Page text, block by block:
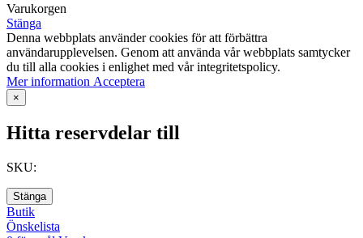
Varukorgen
Stänga
Denna webbplats använder cookies för att förbättra
användarupplevelsen. Genom att använda vår webbplats samtycker
du till alla cookies i enlighet med vår integritetspolicy.
Mer information Mer
Acceptera
×
Hitta reservdelar till
SKU:
Stänga
Butik
Önskelista